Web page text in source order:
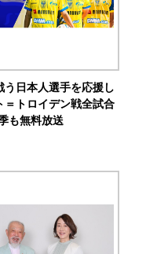
う日本人選手を応援し
トロイデン戦全試合
も無料放送